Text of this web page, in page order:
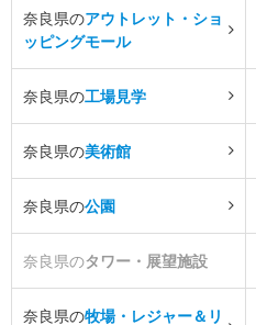
奈良県のアウトレット・ショ
ッピングモール
奈良県の工場見学
奈良県の美術館
奈良県の公園
奈良県のタワー・展望施設
奈良県の牧場・レジャー＆リ